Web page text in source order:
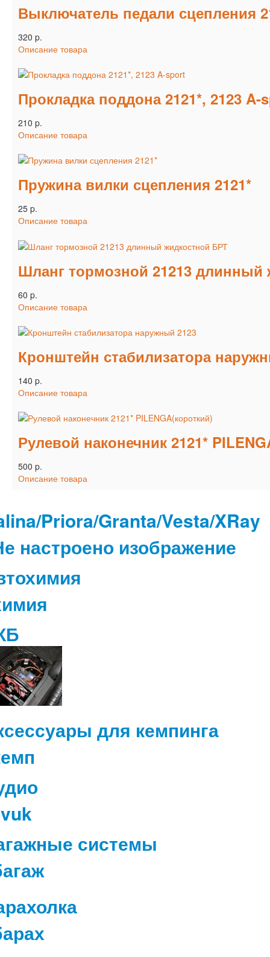
Выключатель педали сцепления
320 p.
Описание товара
Прокладка поддона 2121*, 2123 A-
210 p.
Описание товара
Пружина вилки сцепления 2121*
25 p.
Описание товара
Шланг тормозной 21213 длинный
60 p.
Описание товара
Кронштейн стабилизатора
140 p.
Описание товара
Рулевой наконечник 2121*
500 p.
Описание товара
Priora/Granta/Vesta/XRay
для кемпинга
системы